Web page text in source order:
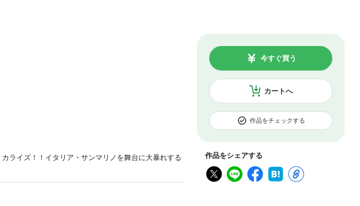
カートへ
今すぐ買う
作品をチェックする
作品をシェアする
ライズ！！イタリア・サンマリノを舞台に大暴れする